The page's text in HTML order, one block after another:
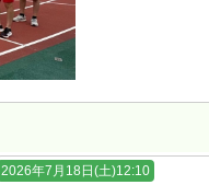
2026年7月18日(土)12:10